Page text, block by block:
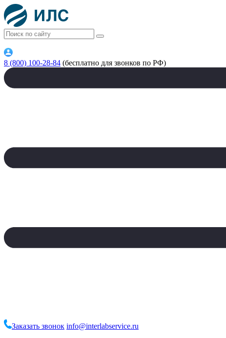
8 (800) 100-28-84 (бесплатно для звонков по РФ)
Заказать звонок info@interlabservice.ru